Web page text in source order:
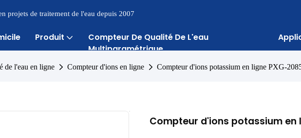
projets de traitement de l'eau depuis 2007
Produit
Compteur De Qualité De L'eau
Multiparamétrique
de l'eau en ligne Compteur d'ions en ligne Compteur d'ions potassium en ligne PXG-
Compteur d'ions potassium en